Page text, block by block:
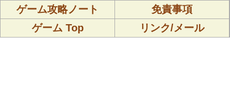
ゲーム攻略ノート
免責事項
ゲーム Top
リンク/メール